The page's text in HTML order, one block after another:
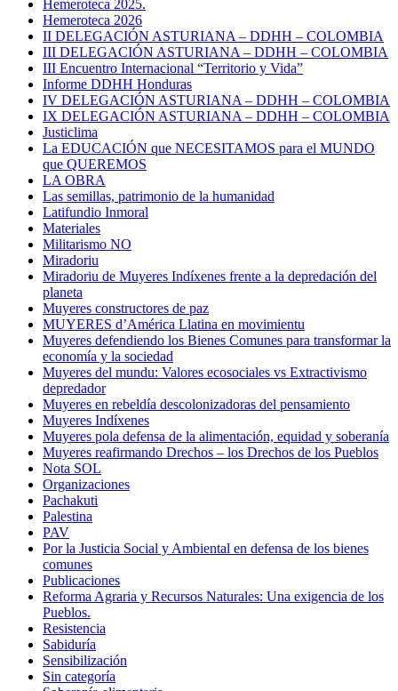
Hemeroteca 2025.
Hemeroteca 2026
II DELEGACIÓN ASTURIANA – DDHH – COLOMBIA
III DELEGACIÓN ASTURIANA – DDHH – COLOMBIA
III Encuentro Internacional “Territorio y Vida”
Informe DDHH Honduras
IV DELEGACIÓN ASTURIANA – DDHH – COLOMBIA
IX DELEGACIÓN ASTURIANA – DDHH – COLOMBIA
Justiclima
La EDUCACIÓN que NECESITAMOS para el MUNDO
que QUEREMOS
LA OBRA
Las semillas, patrimonio de la humanidad
Latifundio Inmoral
Materiales
Militarismo NO
Miradoriu
Miradoriu de Muyeres Indíxenes frente a la depredación del
planeta
Muyeres constructores de paz
MUYERES d’América Llatina en movimientu
Muyeres defendiendo los Bienes Comunes para transformar la
economía y la sociedad
Muyeres del mundu: Valores ecosociales vs Extractivismo
depredador
Muyeres en rebeldía descolonizadoras del pensamiento
Muyeres Indíxenes
Muyeres pola defensa de la alimentación, equidad y soberanía
Muyeres reafirmando Drechos – los Drechos de los Pueblos
Nota SOL
Organizaciones
Pachakuti
Palestina
PAV
Por la Justicia Social y Ambiental en defensa de los bienes
comunes
Publicaciones
Reforma Agraria y Recursos Naturales: Una exigencia de los
Pueblos.
Resistencia
Sabiduría
Sensibilización
Sin categoría